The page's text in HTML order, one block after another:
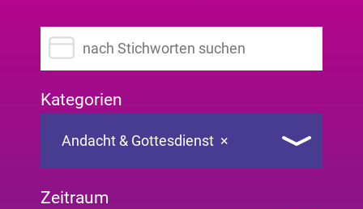
Suchbegriff eingeben
Kategorien
×
Andacht & Gottesdienst
Zeitraum